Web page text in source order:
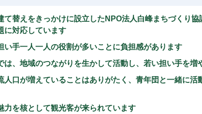
て替えをきっかけに設立したNPO法人白峰まちづくり
に対応しています
い手一人一人の役割が多いことに負担感があります
は、地域のつながりを生かして活動し、若い担い手を増
人口が増えていることはありがたく、青年団と一緒に
力を核として観光客が来られています